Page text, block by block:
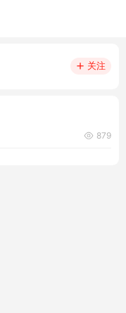
关注
879